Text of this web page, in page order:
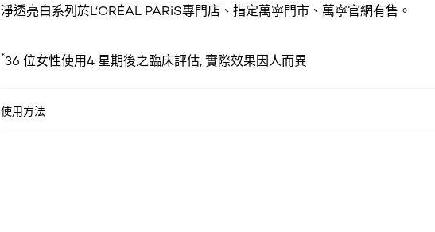
淨透亮白系列於L‘ORÉAL PARiS專門店、指定萬寧門市、萬寧官網有售。
*36 位女性使用4 星期後之臨床評估, 實際效果因人而異
使用方法